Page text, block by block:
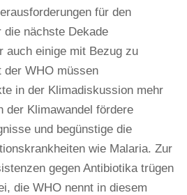
für den
nächste Dekade
auch einige mit Bezug zu
der WHO müssen
in der Klimadiskussion mehr
der Klimawandel fördere
und begünstige die
wie Malaria. Zur
gegen Antibiotika trügen
die WHO nennt in diesem